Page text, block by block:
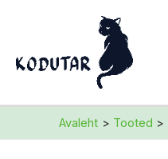
Avaleht Tooted